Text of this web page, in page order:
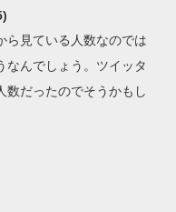
ら見ている人数なのでは
なんでしょう。ツイッタ
数だったのでそうかもし